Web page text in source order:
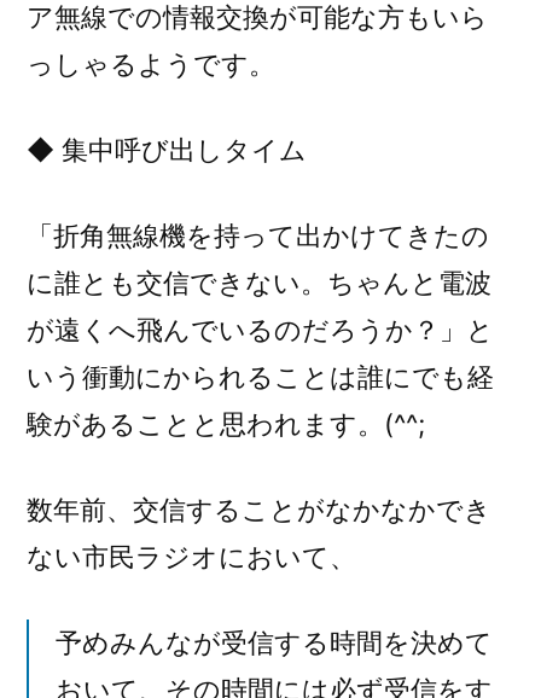
ア無線での情報交換が可能な方もいら
っしゃるようです。
◆ 集中呼び出しタイム
「折角無線機を持って出かけてきたの
に誰とも交信できない。ちゃんと電波
が遠くへ飛んでいるのだろうか？」と
いう衝動にかられることは誰にでも経
験があることと思われます。(^^;
数年前、交信することがなかなかでき
ない市民ラジオにおいて、
予めみんなが受信する時間を決めて
おいて、その時間には必ず受信をす